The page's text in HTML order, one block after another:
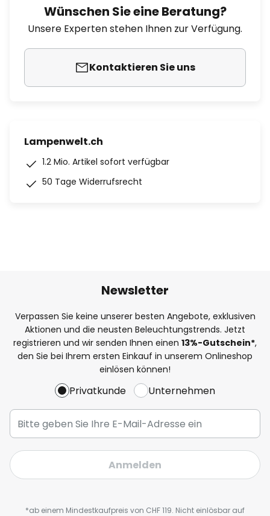
Wünschen Sie eine Beratung?
Unsere Experten stehen Ihnen zur Verfügung.
Kontaktieren Sie uns
Lampenwelt.ch
1.2 Mio. Artikel sofort verfügbar
50 Tage Widerrufsrecht
Newsletter
Verpassen Sie keine unserer besten Angebote, exklusiven
Aktionen und die neusten Beleuchtungstrends. Jetzt
registrieren und wir senden Ihnen einen 13%-Gutschein*,
den Sie bei Ihrem ersten Einkauf in unserem Onlineshop
einlösen können!
Privatkunde Unternehmen
Anmelden
*ab einem Mindestkaufpreis von CHF 119. Nicht einlösbar auf